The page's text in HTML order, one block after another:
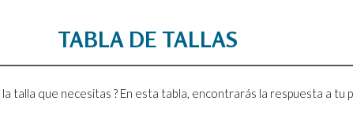
TABLA DE TALLAS
talla que necesitas ? En esta tabla, encontrarás la respuesta a tu